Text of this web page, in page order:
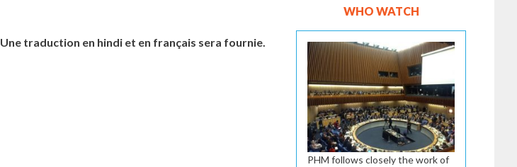
Une traduction en hindi et en français sera fournie.
WHO WATCH
PHM follows closely the work of